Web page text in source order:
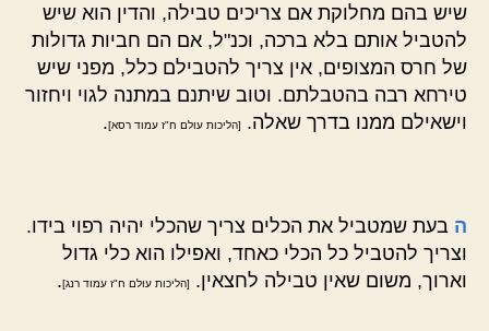
שיש בהם מחלוקת אם צריכים טבילה, והדין הוא שיש
להטביל אותם בלא ברכה, וכנ"ל, אם הם חביות גדולות
של חרס המצופים, אין צריך להטבילם כלל, מפני שיש
טירחא רבה בהטבלתם. וטוב שיתנם במתנה לגוי ויחזור
וישאילם ממנו בדרך שאלה.
[הליכות עולם ח"ז עמוד רסא].
ה בעת שמטביל את הכלים צריך שהכלי יהיה רפוי בידו.
וצריך להטביל כל הכלי כאחד, ואפילו הוא כלי גדול
וארוך, משום שאין טבילה לחצאין.
[הליכות עולם ח"ז עמוד רנג].